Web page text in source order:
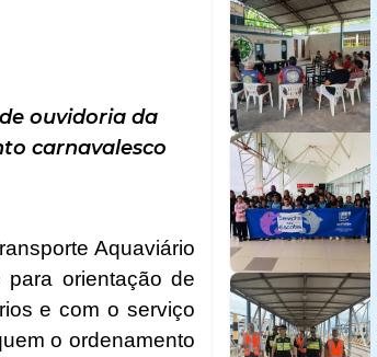
ouvidoria da
carnavalesco
Aquaviário
para orientação de
e com o serviço
o ordenamento